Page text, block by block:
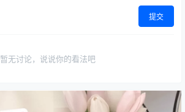
提交
暂无讨论，说说你的看法吧